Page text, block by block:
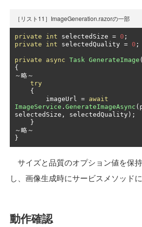
［リスト11］ImageGeneration.razorの一部
private int selectedSize = 0 ;
private
int selectedQuality = 0 ;
private async Task GenerateImage
{
～略～
try
{
        imageUrl
= await
ImageService . GenerateImageAsync (
selectedSize , selectedQuality );
}
～略～
}
サイズと品質のオプション値を保
し、画像生成時にサービスメソッド
動作確認